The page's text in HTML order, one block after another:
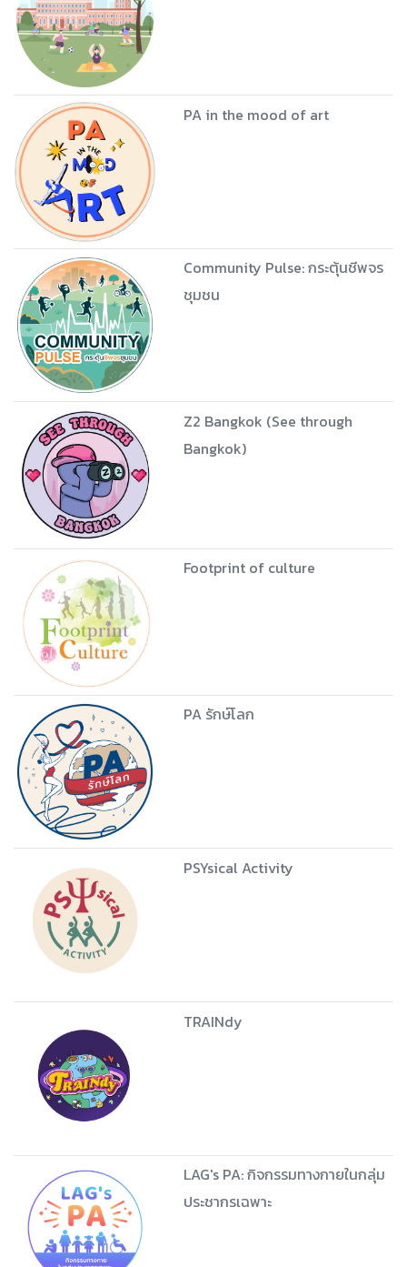
PA in the mood of art
Community Pulse: กระตุ้นชีพจร
ชุมชน
Z2 Bangkok (See through
Bangkok)
Footprint of culture
PA รักษ์โลก
PSYsical Activity
TRAINdy
LAG's PA: กิจกรรมทางกายในกลุ่ม
ประชากรเฉพาะ